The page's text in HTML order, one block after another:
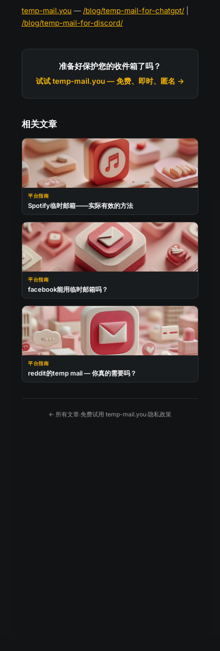
temp-mail.you — /blog/temp-mail-for-chatgpt/
/blog/temp-mail-for-discord/
准备好保护您的收件箱了吗？
试试 temp-mail.you — 免费、即时、匿名 →
相关文章
平台指南
Spotify临时邮箱——实际有效的方法
平台指南
facebook能用临时邮箱吗？
平台指南
reddit的temp mail — 你真的需要吗？
← 所有文章·免费试用 temp-mail.you·隐私政策